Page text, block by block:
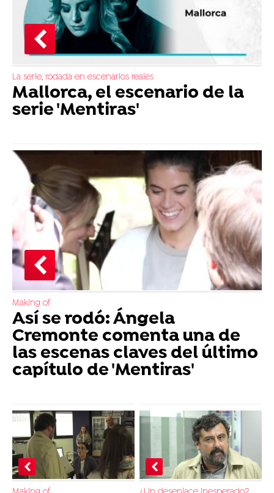
La serie, rodada en escenarios reales
Mallorca, el escenario de la
serie 'Mentiras'
Making of
Así se rodó: Ángela
Cremonte comenta una de
las escenas claves del último
capítulo de 'Mentiras'